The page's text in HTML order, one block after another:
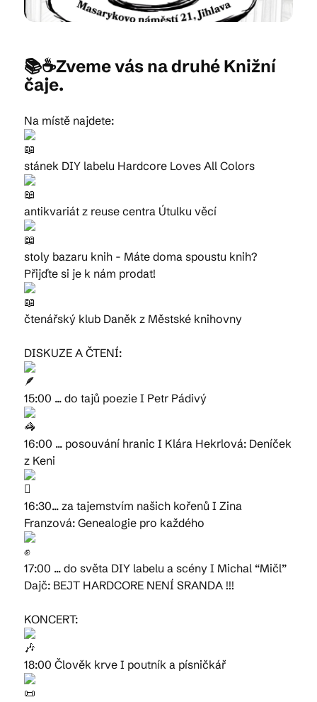
Kam vyrazit
© 2026 Brána Jihlavy
📚☕Zveme vás na druhé Knižní
čaje.
Na místě najdete:
stánek DIY labelu Hardcore Loves All Colors
antikvariát z reuse centra Útulku věcí
stoly bazaru knih - Máte doma spoustu knih?
Přijďte si je k nám prodat!
čtenářský klub Daněk z Městské knihovny
DISKUZE A ČTENÍ:
15:00 ... do tajů poezie I Petr Pádivý
16:00 ... posouvání hranic I Klára Hekrlová: Deníček
z Keni
16:30... za tajemstvím našich kořenů I Zina
Franzová: Genealogie pro každého
17:00 ... do světa DIY labelu a scény I Michal “Mičl”
Dajč: BEJT HARDCORE NENÍ SRANDA !!!
KONCERT:
18:00 Člověk krve I poutník a písničkář